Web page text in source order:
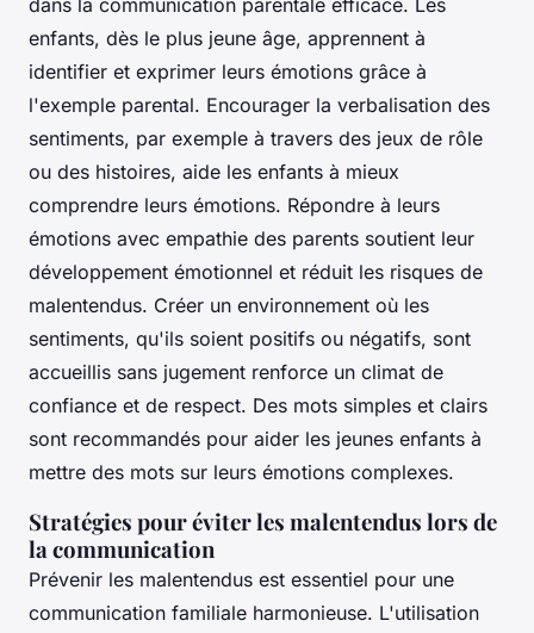
dans la communication parentale efficace. Les
enfants, dès le plus jeune âge, apprennent à
identifier et exprimer leurs émotions grâce à
l'exemple parental. Encourager la verbalisation des
sentiments, par exemple à travers des jeux de rôle
ou des histoires, aide les enfants à mieux
comprendre leurs émotions. Répondre à leurs
émotions avec empathie des parents soutient leur
développement émotionnel et réduit les risques de
malentendus. Créer un environnement où les
sentiments, qu'ils soient positifs ou négatifs, sont
accueillis sans jugement renforce un climat de
confiance et de respect. Des mots simples et clairs
sont recommandés pour aider les jeunes enfants à
mettre des mots sur leurs émotions complexes.
Stratégies pour éviter les malentendus lors de
la communication
Prévenir les malentendus est essentiel pour une
communication familiale harmonieuse. L'utilisation